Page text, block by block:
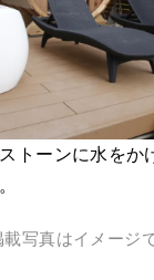
トーンに水をか
写真はイメージ